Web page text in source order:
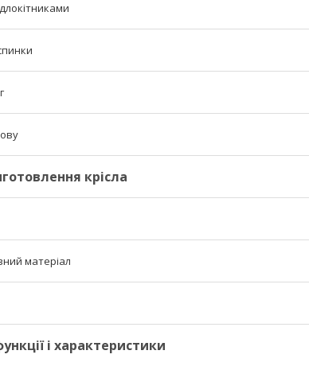
крісла
матеріал
і характеристики